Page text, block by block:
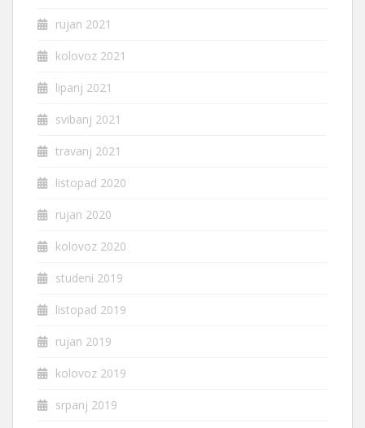
rujan 2021
kolovoz 2021
lipanj 2021
svibanj 2021
travanj 2021
listopad 2020
rujan 2020
kolovoz 2020
studeni 2019
listopad 2019
rujan 2019
kolovoz 2019
srpanj 2019